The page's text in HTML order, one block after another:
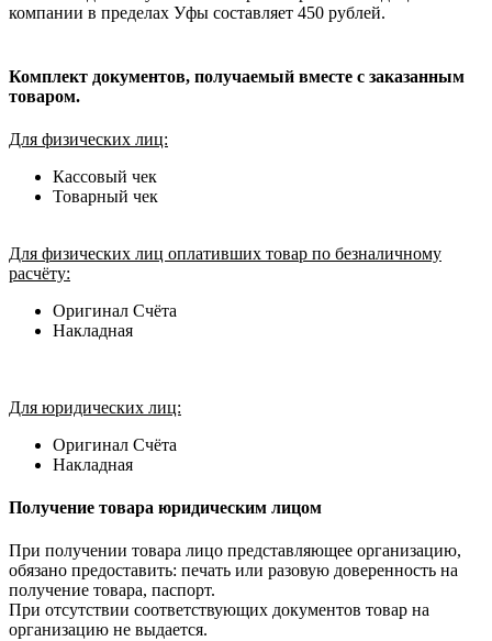
компании в пределах Уфы составляет 450 рублей.
Комплект документов, получаемый вместе с заказанным
товаром.
Для физических лиц:
Кассовый чек
Товарный чек
Для физических лиц оплативших товар по безналичному
расчёту:
Оригинал Счёта
Накладная
Для юридических лиц:
Оригинал Счёта
Накладная
Получение товара юридическим лицом
При получении товара лицо представляющее организацию,
обязано предоставить: печать или разовую доверенность на
получение товара, паспорт.
При отсутствии соответствующих документов товар на
организацию не выдается.